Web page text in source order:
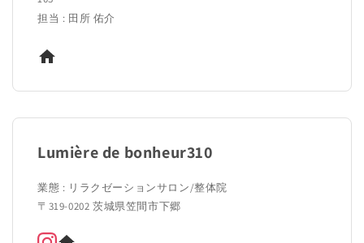
担当 : 田所 佑介
Lumière de bonheur310
業態 : リラクゼーションサロン/整体院
〒319-0202 茨城県笠間市下郷